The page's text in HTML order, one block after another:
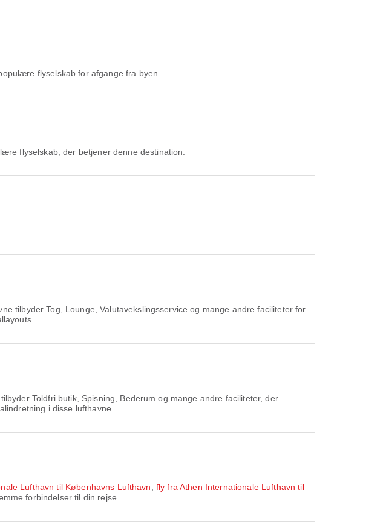
flyselskab for afgange fra byen.
flyselskab, der betjener denne destination.
tilbyder Tog, Lounge, Valutavekslingsservice og mange andre faciliteter for
Toldfri butik, Spisning, Bederum og mange andre faciliteter, der
i disse lufthavne.
Lufthavn til Københavns Lufthavn
fly fra Athen Internationale Lufthavn til
forbindelser til din rejse.